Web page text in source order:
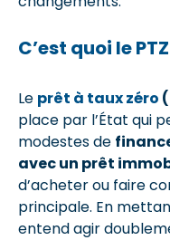
C’est quoi le
Le prêt à taux zéro
place par l’État qui
modestes de
avec un prêt
d’acheter ou faire
principale. En
entend agir